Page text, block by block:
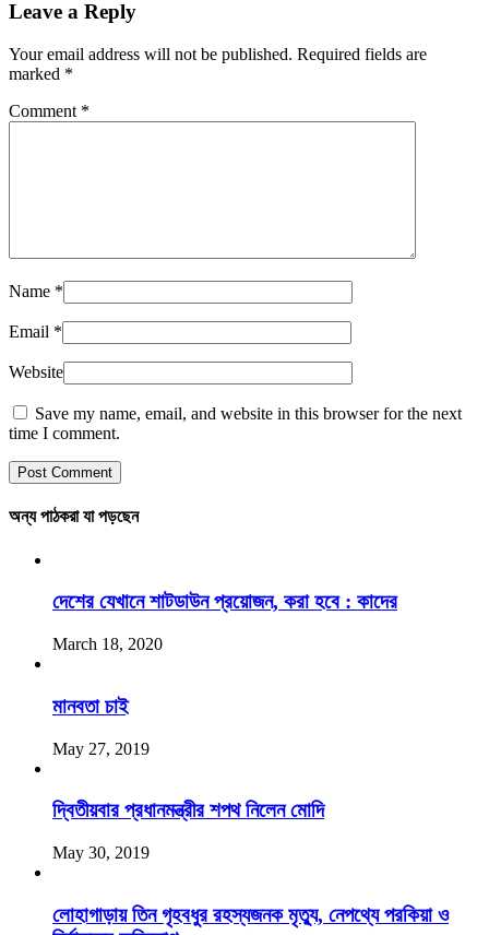
Leave a Reply
Your email address will not be published. Required fields are
marked *
Comment *
Name *
Email *
Website
Save my name, email, and website in this browser for the next
time I comment.
অন্য পাঠকরা যা পড়ছেন
দেশের যেখানে শাটডাউন প্রয়োজন, করা হবে : কাদের
March 18, 2020
মানবতা চাই
May 27, 2019
দ্বিতীয়বার প্রধানমন্ত্রীর শপথ নিলেন মোদি
May 30, 2019
লোহাগাড়ায় তিন গৃহবধুর রহস্যজনক মৃত্যু, নেপথ্যে পরকিয়া ও